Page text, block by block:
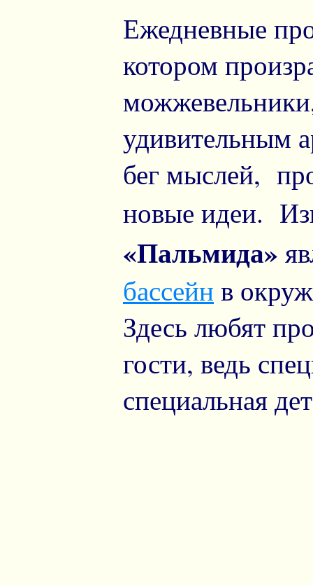
Ежедневные
котором
удивительным
бег мыслей,
новые идеи.
«Пальмида»
бассейн в
Здесь любят
гости, ведь
специальная